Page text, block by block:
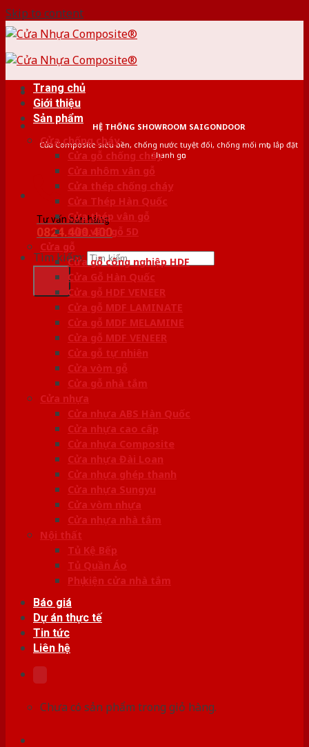
Skip to content
HỆ THỐNG SHOWROOM SAIGONDOOR
Cửa Composite siêu bền, chống nước tuyệt đối, chống mối mọt, lắp đặt
nhanh gọn
Tư vấn bán hàng
0824.400.400
Tìm kiếm:
Trang chủ
Giới thiệu
Sản phẩm
Cửa chống cháy
Cửa gỗ chống cháy
Cửa nhôm vân gỗ
Cửa thép chống cháy
Cửa Thép Hàn Quốc
Cửa thép vân gỗ
Cửa vân gỗ 5D
Cửa gỗ
Cửa gỗ công nghiệp HDF
Cửa Gỗ Hàn Quốc
Cửa gỗ HDF VENEER
Cửa gỗ MDF LAMINATE
Cửa gỗ MDF MELAMINE
Cửa gỗ MDF VENEER
Cửa gỗ tự nhiên
Cửa vòm gỗ
Cửa gỗ nhà tắm
Cửa nhựa
Cửa nhựa ABS Hàn Quốc
Cửa nhựa cao cấp
Cửa nhựa Composite
Cửa nhựa Đài Loan
Cửa nhựa ghép thanh
Cửa nhựa Sungyu
Cửa vòm nhựa
Cửa nhựa nhà tắm
Nội thất
Tủ Kệ Bếp
Tủ Quần Áo
Phụ kiện cửa nhà tắm
Báo giá
Dự án thực tế
Tin tức
Liên hệ
Chưa có sản phẩm trong giỏ hàng.